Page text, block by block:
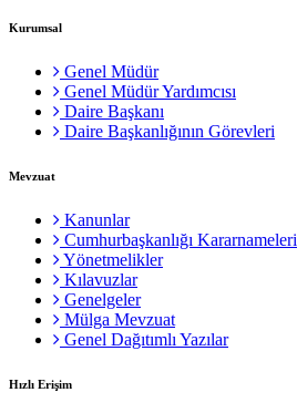
Kurumsal
Genel Müdür
Genel Müdür Yardımcısı
Daire Başkanı
Daire Başkanlığının Görevleri
Mevzuat
Kanunlar
Cumhurbaşkanlığı Kararnameleri
Yönetmelikler
Kılavuzlar
Genelgeler
Mülga Mevzuat
Genel Dağıtımlı Yazılar
Hızlı Erişim